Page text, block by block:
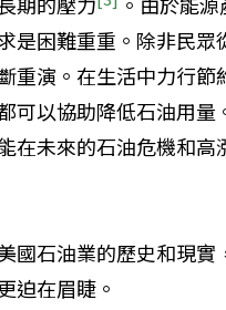
是困難重重。除非民
重演。在生活中力行
可以協助降低石油用
在未來的石油危機和
國石油業的歷史和現
迫在眉睫。